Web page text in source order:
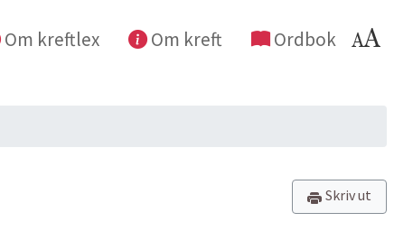
Om kreftlex Om kreft Ordbok
Skriv ut